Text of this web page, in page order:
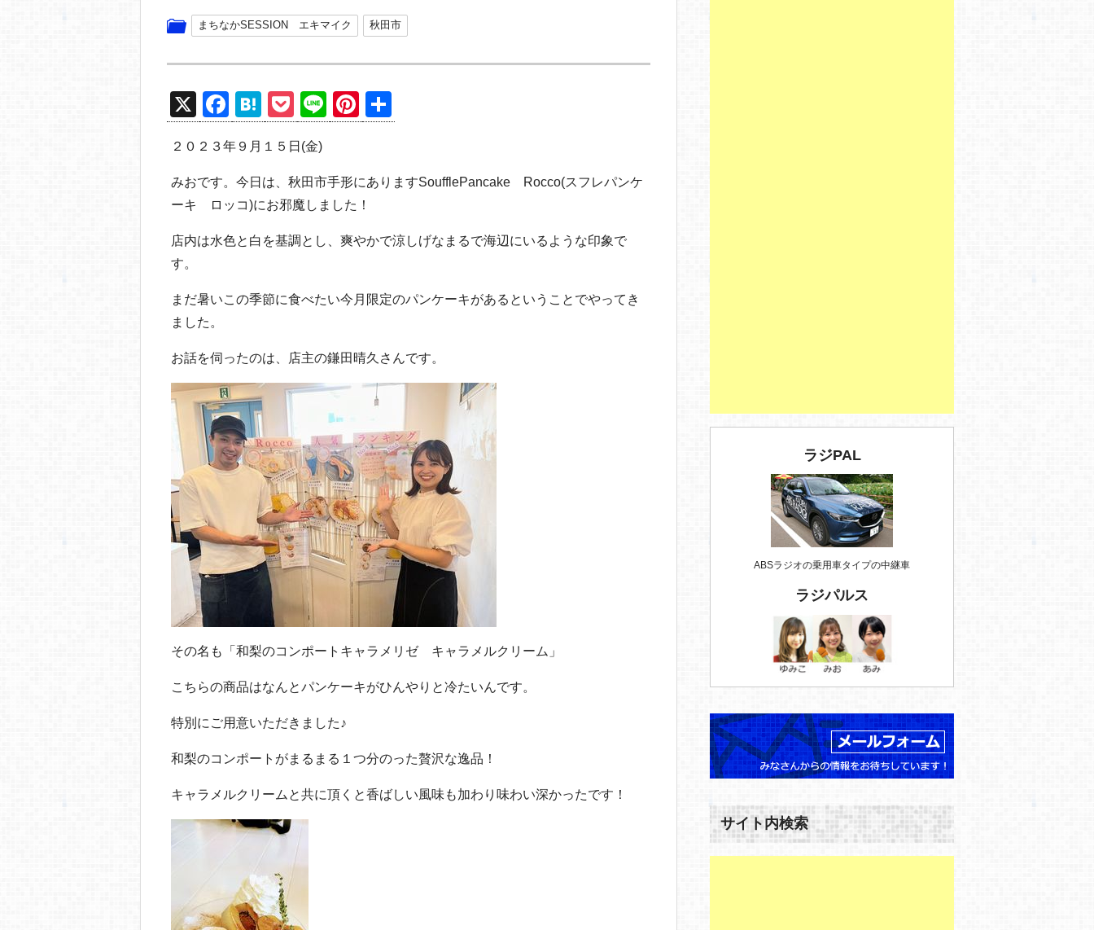
まちなかSESSION エキマイク 秋田市
X
F
a
c
e
b
o
H
at
e
n
a
P
o
ck
et
Li
n
Pi
nt
e
st
有
２０２３年９月１５日(金)
みおです。今日は、秋田市手形にありますSoufflePancake Rocco(スフレパンケ
ーキ ロッコ)にお邪魔しました！
店内は水色と白を基調とし、爽やかで涼しげなまるで海辺にいるような印象で
す。
まだ暑いこの季節に食べたい今月限定のパンケーキがあるということでやってき
ました。
お話を伺ったのは、店主の鎌田晴久さんです。
その名も「和梨のコンポートキャラメリゼ キャラメルクリーム」
こちらの商品はなんとパンケーキがひんやりと冷たいんです。
特別にご用意いただきました♪
和梨のコンポートがまるまる１つ分のった贅沢な逸品！
キャラメルクリームと共に頂くと香ばしい風味も加わり味わい深かったです！
ラジPAL
ABSラジオの乗用車タイプの中継車
ラジパルス
サイト内検索